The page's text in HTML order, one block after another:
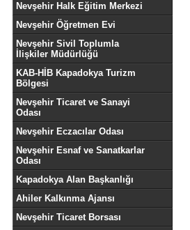
Nevşehir Halk Eğitim Merkezi
Nevşehir Öğretmen Evi
Nevşehir Sivil Toplumla
İlişkiler Müdürlüğü
KAB-HİB Kapadokya Turizm
Bölgesi
Nevşehir Ticaret ve Sanayi
Odası
Nevşehir Eczacılar Odası
Nevşehir Esnaf ve Sanatkarlar
Odası
Kapadokya Alan Başkanlığı
Ahiler Kalkınma Ajansı
Nevşehir Ticaret Borsası